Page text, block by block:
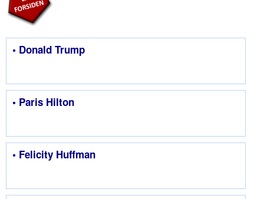
• Donald Trump
• Paris Hilton
• Felicity Huffman